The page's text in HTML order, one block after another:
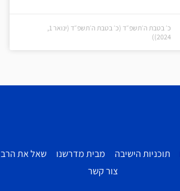
כ׳ בטבת ה׳תשפ״ד (כ׳ בטבת ה׳תשפ״ד (ינואר 1,
2024))
תוכניות הישיבה מבית מדרשנו שאל את הרב
צור קשר